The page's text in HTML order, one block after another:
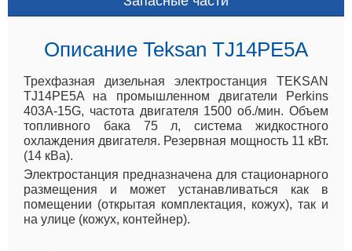
Описание Teksan TJ14PE5A
Трехфазная дизельная электростанция TEKSAN
TJ14PE5A на промышленном двигатели Perkins
403A-15G, частота двигателя 1500 об./мин. Объем
топливного бака 75 л, система жидкостного
охлаждения двигателя. Резервная мощность 11 кВт.
(14 кВа).
Электростанция предназначена для стационарного
размещения и может устанавливаться как в
помещении (открытая комплектация, кожух), так и
на улице (кожух, контейнер).